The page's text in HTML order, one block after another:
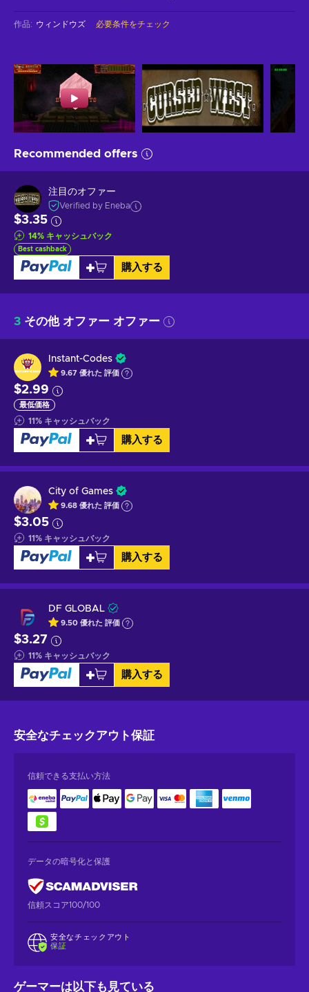
作品: ウィンドウズ 必要条件をチェック
Recommended offers
注目のオファー
Verified by Eneba
$3.35
14% キャッシュバック
Best cashback
購入する
3 その他 オファー オファー
Instant-Codes
9.67 優れた 評価
$2.99
最低価格
11% キャッシュバック
購入する
City of Games
9.68 優れた 評価
$3.05
11% キャッシュバック
購入する
DF GLOBAL
9.50 優れた 評価
$3.27
11% キャッシュバック
購入する
安全なチェックアウト保証
信頼できる支払い方法
データの暗号化と保護
信頼スコア100/100
安全なチェックアウト
保証
ゲーマーは以下も見ている